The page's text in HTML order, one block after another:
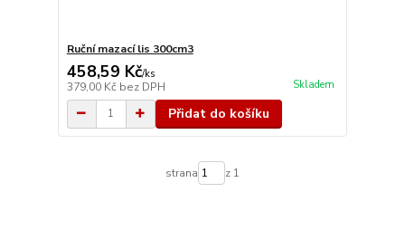
Ruční mazací lis 300cm3
458,59 Kč/ks
379,00 Kč bez DPH Skladem
Přidat do košíku
strana z 1